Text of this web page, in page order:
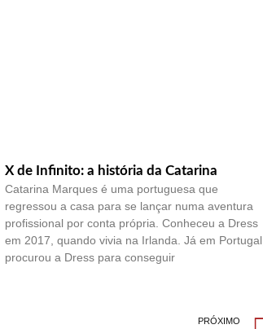
X de Infinito: a história da Catarina
Catarina Marques é uma portuguesa que
regressou a casa para se lançar numa aventura
profissional por conta própria. Conheceu a Dress
em 2017, quando vivia na Irlanda. Já em Portugal,
procurou a Dress para conseguir
PRÓXIMO